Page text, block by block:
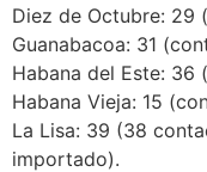
Diez de Octubre: 29
Guanabacoa: 31
Habana del Este:
Habana Vieja: 15
La Lisa: 39 (38
importado).